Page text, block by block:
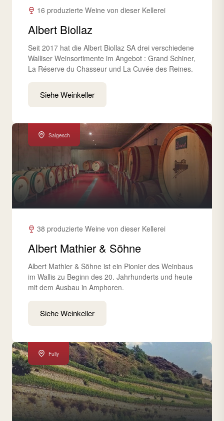
16 produzierte Weine von dieser Kellerei
Albert Biollaz
Seit 2017 hat die Albert Biollaz SA drei verschiedene
Walliser Weinsortimente im Angebot : Grand Schiner,
La Réserve du Chasseur und La Cuvée des Reines.
Siehe Weinkeller
Salgesch
38 produzierte Weine von dieser Kellerei
Albert Mathier & Söhne
Albert Mathier & Söhne ist ein Pionier des Weinbaus
im Wallis zu Beginn des 20. Jahrhunderts und heute
mit dem Ausbau in Amphoren.
Siehe Weinkeller
Fully